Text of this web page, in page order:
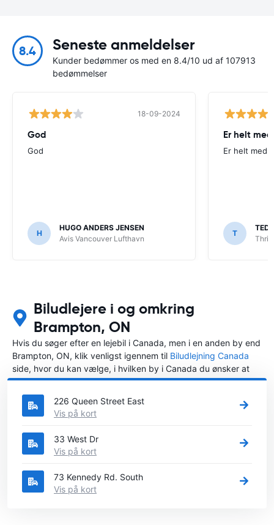
8.4 Seneste anmeldelser
Kunder bedømmer os med en 8.4/10 ud af 107913
bedømmelser
18-09-2024
God
God
H
HUGO ANDERS JENSEN
Avis Vancouver Lufthavn
Er helt
Er helt med
T
Biludlejere i og omkring
Brampton, ON
Hvis du søger efter en lejebil i Canada, men i en anden by end
Brampton, ON, klik venligst igennem til Biludlejning Canada
side, hvor du kan vælge, i hvilken by i Canada du ønsker at
leje en bil.
226 Queen Street East
Vis på kort
33 West Dr
Vis på kort
73 Kennedy Rd. South
Vis på kort